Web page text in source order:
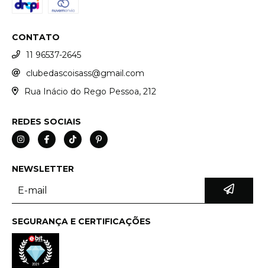
CONTATO
11 96537-2645
clubedascoisass@gmail.com
Rua Inácio do Rego Pessoa, 212
REDES SOCIAIS
NEWSLETTER
SEGURANÇA E CERTIFICAÇÕES